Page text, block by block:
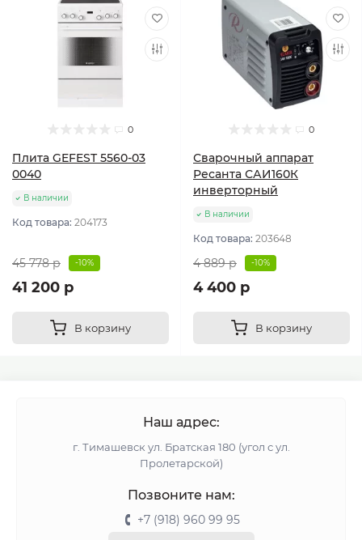
0
Плита GEFEST 5560-03
0040
В наличии
Код товара: 204173
45 778 р -10%
41 200 р
В корзину
0
Сварочный аппарат
Ресанта САИ160К
инверторный
В наличии
Код товара: 203648
4 889 р -10%
4 400 р
В корзину
Наш адрес:
г. Тимашевск ул. Братская 180 (угол с ул.
Пролетарской)
Позвоните нам:
+7 (918) 960 99 95